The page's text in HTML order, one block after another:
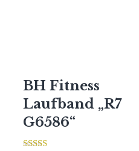
BH Fitness
Laufband „R7
G6586“